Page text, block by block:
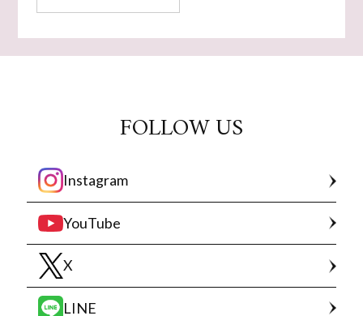
FOLLOW US
Instagram
YouTube
X
LINE